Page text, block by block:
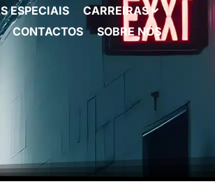
ESPECIAIS
CARREIRAS
CONTACTOS
SOBRE NÓS